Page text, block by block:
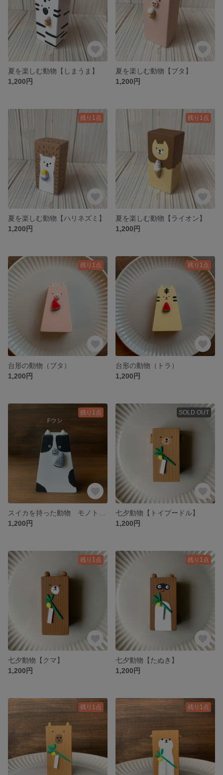
夏を楽しむ動物【しまうま】
1,200円
夏を楽しむ動物【ブタ】
1,200円
残り1点
夏を楽しむ動物【ハリネズミ】
1,200円
残り1点
夏を楽しむ動物【ライオン】
1,200円
残り1点
台形の動物（ブタ）
1,200円
残り1点
台形の動物（トラ）
1,200円
残り1点
1,200円
SOLD OUT
七夕動物【トイプードル】
1,200円
残り1点
七夕動物【クマ】
1,200円
残り1点
七夕動物【たぬき】
1,200円
残り1点 残り1点